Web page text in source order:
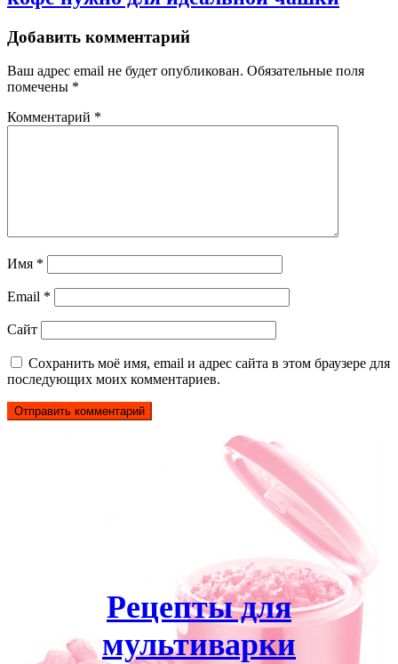
Добавить комментарий
Ваш адрес email не будет опубликован. Обязательные поля
помечены *
Комментарий *
Имя *
Email *
Сайт
Сохранить моё имя, email и адрес сайта в этом браузере для
последующих моих комментариев.
Рецепты для
мультиварки